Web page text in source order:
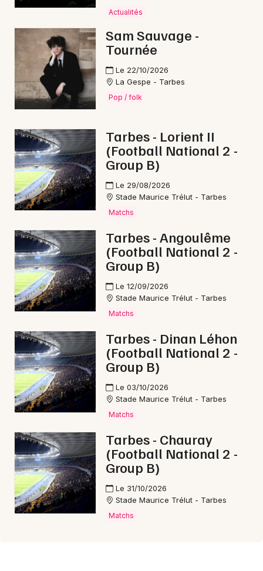
Actualités
Sam Sauvage -
Tournée
Le 22/10/2026
La Gespe - Tarbes
Pop / folk
Tarbes - Lorient II
(Football National 2 -
Group B)
Le 29/08/2026
Stade Maurice Trélut - Tarbes
Matchs
Tarbes - Angoulême
(Football National 2 -
Group B)
Le 12/09/2026
Stade Maurice Trélut - Tarbes
Matchs
Tarbes - Dinan Léhon
(Football National 2 -
Group B)
Le 03/10/2026
Stade Maurice Trélut - Tarbes
Matchs
Tarbes - Chauray
(Football National 2 -
Group B)
Le 31/10/2026
Stade Maurice Trélut - Tarbes
Matchs